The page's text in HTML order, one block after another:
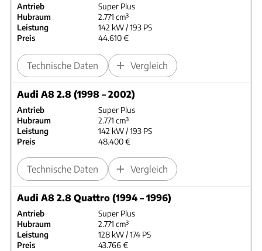
Antrieb
Super Plus
Hubraum
2.771 cm³
Leistung
142 kW / 193 PS
Preis
44.610 €
Technische Daten Vergleich
Audi A8 2.8 (1998 – 2002)
Antrieb
Super Plus
Hubraum
2.771 cm³
Leistung
142 kW / 193 PS
Preis
48.400 €
Technische Daten Vergleich
Audi A8 2.8 Quattro (1994 – 1996)
Antrieb
Super Plus
Hubraum
2.771 cm³
Leistung
128 kW / 174 PS
Preis
43.766 €